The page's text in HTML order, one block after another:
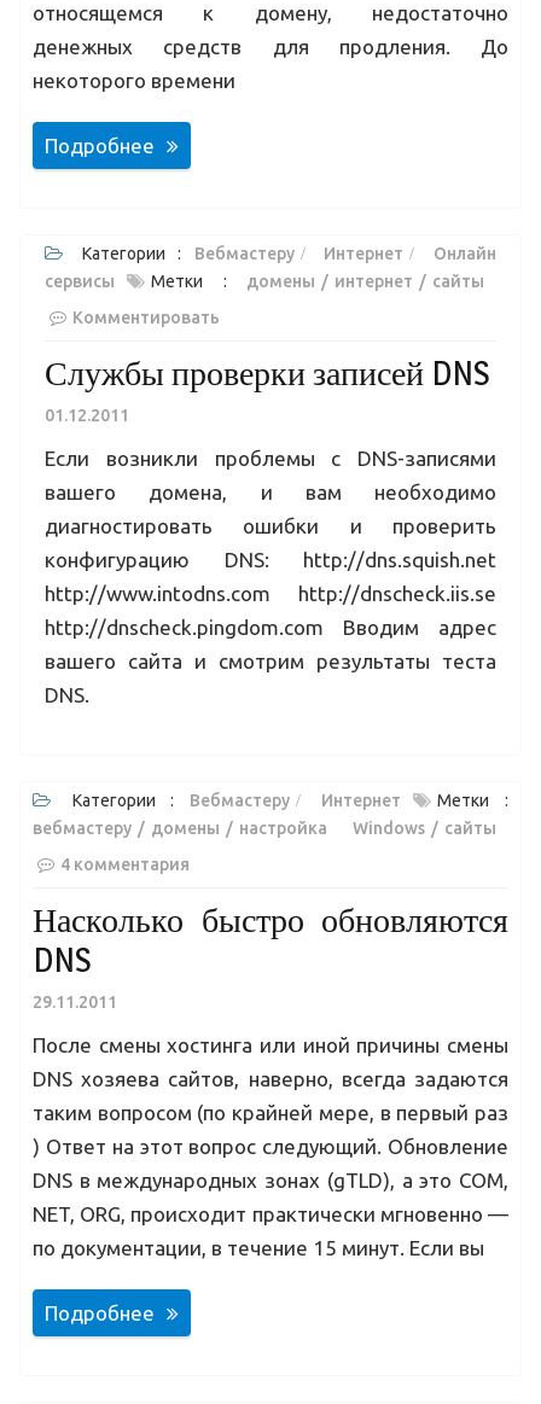
относящемся к домену, недостаточно
денежных средств для продления. До
некоторого времени
Подробнее
Категории : Вебмастеру Интернет
Онлайн
сервисы
Метки : домены интернет
сайты
Комментировать
Службы проверки записей DNS
01.12.2011
Если возникли проблемы с DNS-записями
вашего домена, и вам необходимо
диагностировать ошибки и проверить
конфигурацию DNS: http://dns.squish.net
http://www.intodns.com http://dnscheck.iis.se
http://dnscheck.pingdom.com Вводим адрес
вашего сайта и смотрим результаты теста
DNS.
Категории : Вебмастеру Интернет
Метки :
вебмастеру
домены настройка Windows
сайты
4 комментария
Насколько быстро обновляются
DNS
29.11.2011
После смены хостинга или иной причины смены
DNS хозяева сайтов, наверно, всегда задаются
таким вопросом (по крайней мере, в первый раз
) Ответ на этот вопрос следующий. Обновление
DNS в международных зонах (gTLD), а это COM,
NET, ORG, происходит практически мгновенно —
по документации, в течение 15 минут. Если вы
Подробнее